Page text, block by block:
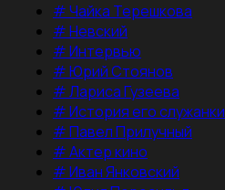
#Чайка Терешкова
#Невский
#Интервью
#Юрий Стоянов
#Лариса Гузеева
#История его служанки
#Павел Прилучный
#Актер кино
#Иван Янковский